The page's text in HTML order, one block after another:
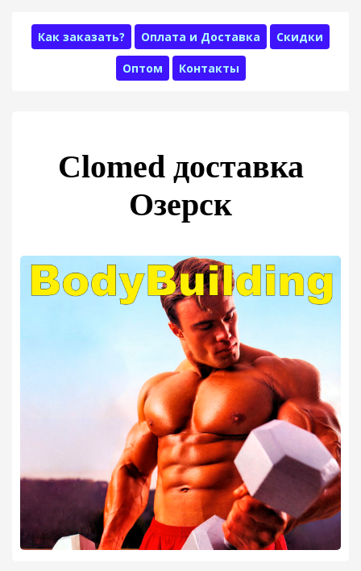
Как заказать? Оплата и Доставка Скидки
Оптом Контакты
Clomed доставка
Озерск